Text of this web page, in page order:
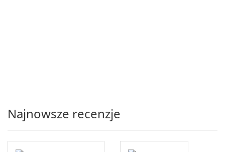
Najnowsze recenzje